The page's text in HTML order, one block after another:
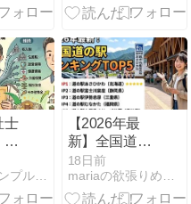
士が教える早
ントと家庭で
できる対策
士
介
ミカタのシンプルスタイル
【2026年最
新】全国道の
駅ランキング
TOP5🚗✨絶対
行きたいおす
18日前